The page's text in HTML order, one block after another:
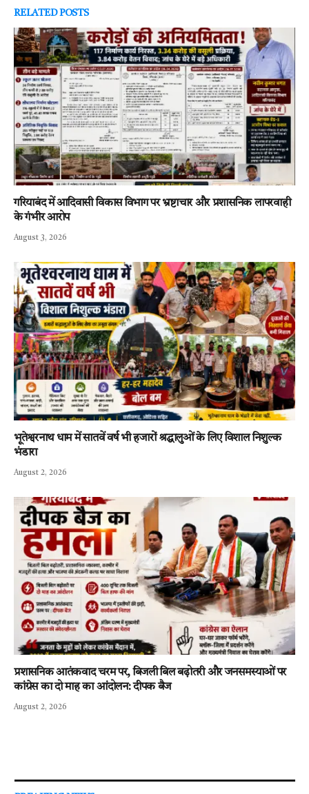
RELATEDPOSTS
गरियाबंद में आदिवासी विकास विभाग पर भ्रष्टाचार और प्रशासनिक लापरवाही
के गंभीर आरोप
August 3, 2026
भूतेश्वरनाथ धाम में सातवें वर्ष भी हजारों श्रद्धालुओं के लिए विशाल निशुल्क
भंडारा
August 2, 2026
प्रशासनिक आतंकवाद चरम पर, बिजली बिल बढ़ोतरी और जनसमस्याओं पर
कांग्रेस का दो माह का आंदोलन: दीपक बैज
August 2, 2026